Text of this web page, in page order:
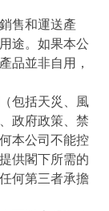
售和運送產
途。如果本公
品並非自用，
包括天災、風
政府政策、禁
本公司不能控
供閣下所需的
何第三者承擔